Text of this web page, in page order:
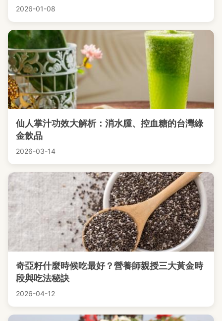
2026-01-08
仙人掌汁功效大解析：消水腫、控血糖的台灣綠
金飲品
2026-03-14
奇亞籽什麼時候吃最好？營養師親授三大黃金時
段與吃法秘訣
2026-04-12